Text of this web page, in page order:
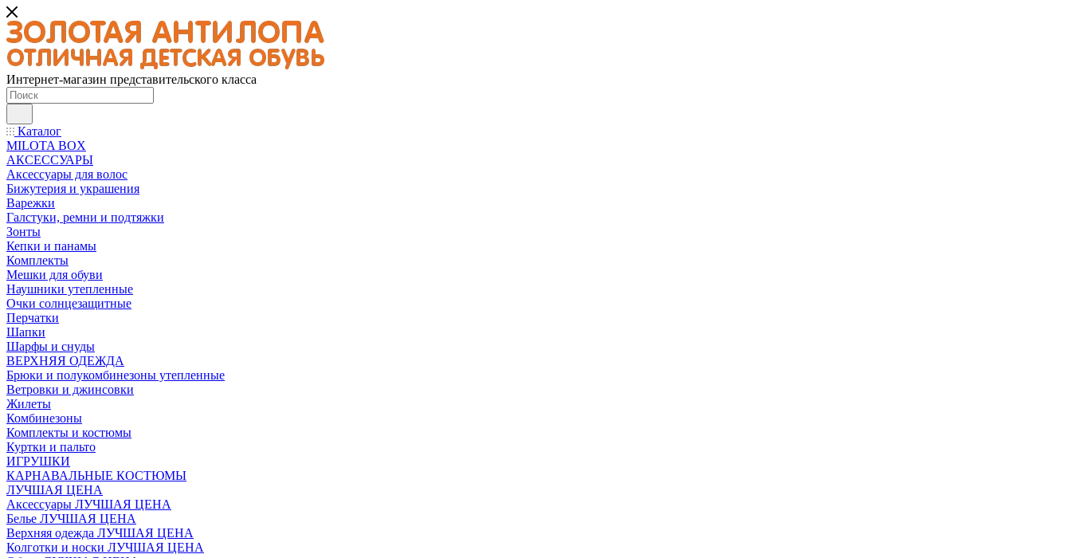
Интернет-магазин представительского класса
Каталог
MILOTA BOX
АКСЕССУАРЫ
Аксессуары для волос
Бижутерия и украшения
Варежки
Галстуки, ремни и подтяжки
Зонты
Кепки и панамы
Комплекты
Мешки для обуви
Наушники утепленные
Очки солнцезащитные
Перчатки
Шапки
Шарфы и снуды
ВЕРХНЯЯ ОДЕЖДА
Брюки и полукомбинезоны утепленные
Ветровки и джинсовки
Жилеты
Комбинезоны
Комплекты и костюмы
Куртки и пальто
ИГРУШКИ
КАРНАВАЛЬНЫЕ КОСТЮМЫ
ЛУЧШАЯ ЦЕНА
Аксессуары ЛУЧШАЯ ЦЕНА
Белье ЛУЧШАЯ ЦЕНА
Верхняя одежда ЛУЧШАЯ ЦЕНА
Колготки и носки ЛУЧШАЯ ЦЕНА